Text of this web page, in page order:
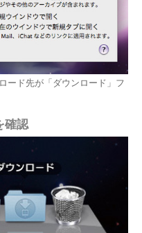
ード先が「ダウンロード」フ
確認